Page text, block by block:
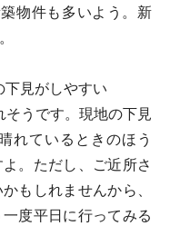
物件も多いよう。新
下見がしやすい
そうです。現地の下見
れているときのほう
。ただし、ご近所さ
もしれませんから、
度平日に行ってみる